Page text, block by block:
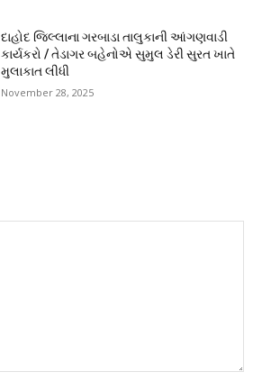
દાહોદ જિલ્લાના ગરબાડા તાલુકાની આંગણવાડી
કાર્યકરો / તેડાગર બહેનોએ સુમુલ ડેરી સુરત ખાતે
મુલાકાત લીધી
November 28, 2025